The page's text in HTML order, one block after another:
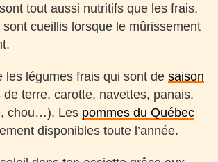
tout aussi nutritifs que les frais,
sont cueillis lorsque le mûrissement
les légumes frais qui sont de saison
de terre, carotte, navettes, panais,
chou…). Les pommes du Québec
disponibles toute l’année.